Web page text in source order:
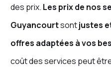
des prix. Les prix de nos
Guyancourtsontjustes
offres adaptées à vos
coût des services peut